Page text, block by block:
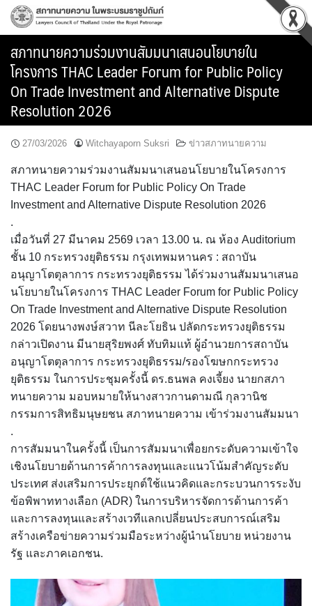
Skip
สภาทนายความร่วมงานสัมมนาเสนอนโยบายใน
โครงการ THAC Leader Forum for Public Policy
On Trade Investment and Alternative Dispute
Resolution 2026
27/03/2026 Witchayaporn Suksri ข่าวสภาทนายความ
สภาทนายความร่วมงานสัมมนาเสนอนโยบายในโครงการ
THAC Leader Forum for Public Policy On Trade
Investment and Alternative Dispute Resolution 2026
.
เมื่อวันที่ 27 มีนาคม 2569 เวลา 13.00 น. ณ ห้อง Auditorium
ชั้น 10 กระทรวงยุติธรรม กรุงเทพมหานคร : สถาบัน
อนุญาโตตุลาการ กระทรวงยุติธรรม ได้ร่วมงานสัมมนาเสนอ
นโยบายในโครงการ THAC Leader Forum for Public Policy
On Trade Investment and Alternative Dispute Resolution
2026 โดยนางพงษ์สวาท นีละโยธิน ปลัดกระทรวงยุติธรรม
กล่าวเปิดงาน มีนายสุริยพงศ์ ทับทิมแท้ ผู้อำนวยการสถาบัน
อนุญาโตตุลาการ กระทรวงยุติธรรม/รองโฆษกกระทรวง
ยุติธรรม ในการประชุมครั้งนี้ ดร.ธนพล คงเจี้ยง นายกสภา
ทนายความ มอบหมายให้นางสาวกานดามณี กุลวานิช
กรรมการสิทธิมนุษยชน สภาทนายความ เข้าร่วมงานสัมมนา
.
การสัมมนาในครั้งนี้ เป็นการสัมมนาเพื่อยกระดับความเข้าใจ
เชิงนโยบายด้านการค้าการลงทุนและแนวโน้มสำคัญระดับ
ประเทศ ส่งเสริมการประยุกต์ใช้แนวคิดและกระบวนการระงับ
ข้อพิพาททางเลือก (ADR) ในการบริหารจัดการด้านการค้า
และการลงทุนและสร้างเวทีแลกเปลี่ยนประสบการณ์เสริม
สร้างเครือข่ายความร่วมมือระหว่างผู้นำนโยบาย หน่วยงาน
รัฐ และภาคเอกชน.